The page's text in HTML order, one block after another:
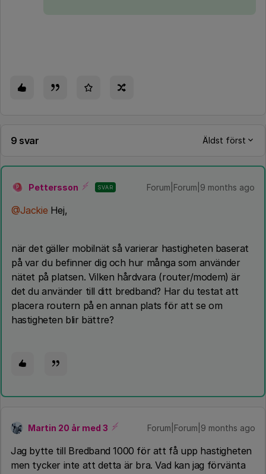
9 svar Äldst först
P Pettersson SVAR Forum|Forum|9 months ago
@Jackie Hej,
när det gäller mobilnät så varierar hastigheten baserat
på var du befinner dig och hur många som använder
nätet på platsen. Vilken hårdvara (router/modem) är
det du använder till ditt bredband? Har du testat att
placera routern på en annan plats för att se om
hastigheten blir bättre?
Martin 20 år med 3 Forum|Forum|9 months ago
Jag bytte till Bredband 1000 för att få upp hastigheten
men tycker inte att detta är bra. Vad kan jag förvänta